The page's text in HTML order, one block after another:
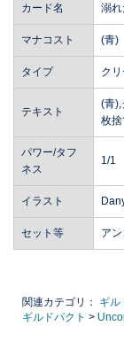
カード名 溺
マナコスト (青)
タイプ ク
テキスト
(青),
枚捨
パワー/タフ
ネス
1/1
イラスト
セット等 ア
関連カテゴリ：
ギル
ギルドパクト >